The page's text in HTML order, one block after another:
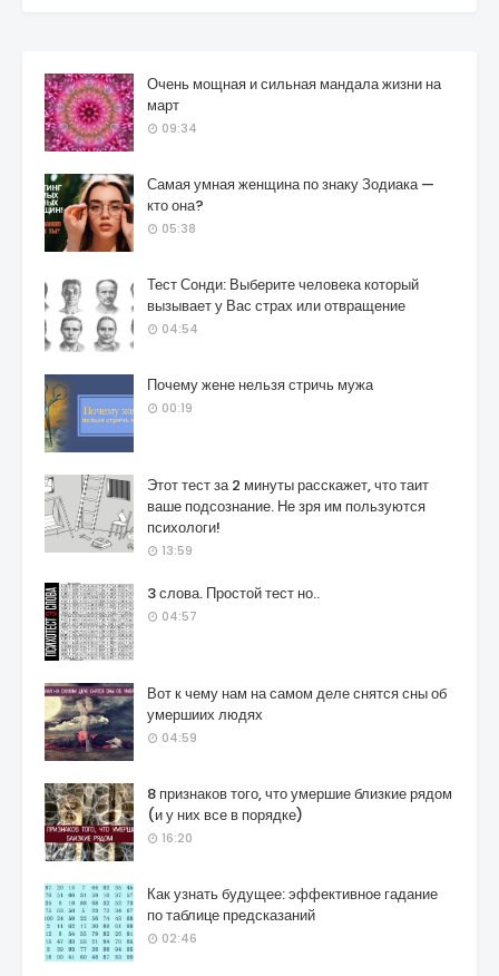
Очень мощная и сильная мандала жизни на
март
09:34
Самая умная женщина по знаку Зодиака —
кто она?
05:38
Тест Сонди: Выберите человека который
вызывает у Вас страх или отвращение
04:54
Почему жене нельзя стричь мужа
00:19
Этот тест за 2 минуты расскажет, что таит
ваше подсознание. Не зря им пользуются
психологи!
13:59
3 слова. Простой тест но..
04:57
Вот к чему нам на самом деле снятся сны об
умершиих людях
04:59
8 признаков того, что умершие близкие рядом
(и у них все в порядке)
16:20
Как узнать будущее: эффективное гадание
по таблице предсказаний
02:46